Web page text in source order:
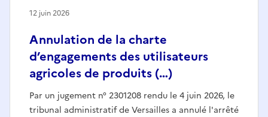
Annulation de la charte
d’engagements des utilisateurs
agricoles de produits (…)
Par un jugement n° 2301208 rendu le 4 juin 2026, le
tribunal administratif de Versailles a annulé l'arrêté
12 juin 2026